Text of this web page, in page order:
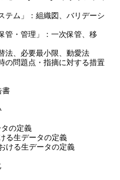
」：組織図、バリデーシ
管理」：一次保管、移
必要最小限、動愛法
題点・指摘に対する措置
の定義
データの定義
生データの定義